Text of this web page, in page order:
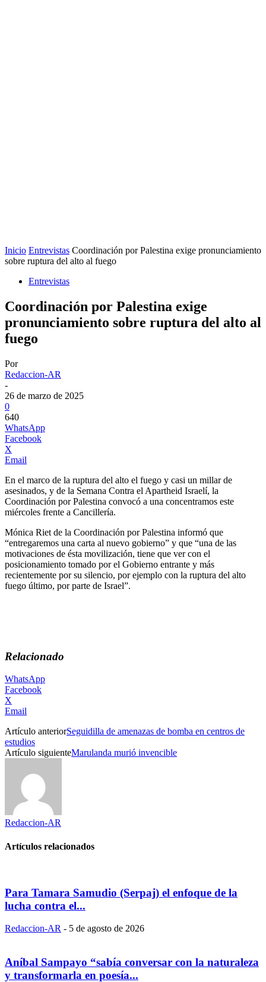
Inicio Entrevistas Coordinación por Palestina exige pronunciamiento
sobre ruptura del alto al fuego
Entrevistas
Coordinación por Palestina exige
pronunciamiento sobre ruptura del alto al
fuego
Por
Redaccion-AR
-
26 de marzo de 2025
0
640
WhatsApp
Facebook
X
Email
En el marco de la ruptura del alto el fuego y casi un millar de
asesinados, y de la Semana Contra el Apartheid Israelí, la
Coordinación por Palestina convocó a una concentramos este
miércoles frente a Cancillería.
Mónica Riet de la Coordinación por Palestina informó que
“entregaremos una carta al nuevo gobierno” y que “una de las
motivaciones de ésta movilización, tiene que ver con el
posicionamiento tomado por el Gobierno entrante y más
recientemente por su silencio, por ejemplo con la ruptura del alto
fuego último, por parte de Israel”.
Relacionado
WhatsApp
Facebook
X
Email
Artículo anteriorSeguidilla de amenazas de bomba en centros de
estudios
Artículo siguienteMarulanda murió invencible
Redaccion-AR
Artículos relacionados
Para Tamara Samudio (Serpaj) el enfoque de la
lucha contra el...
Redaccion-AR - 5 de agosto de 2026
Aníbal Sampayo “sabía conversar con la naturaleza
y transformarla en poesía...